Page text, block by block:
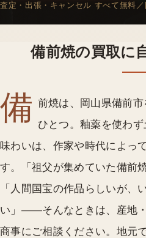
査定・出張・キャンセル すべて無料
備前焼の買取に
備 前焼は、岡山県備前
ひとつ。釉薬を使わ
味わいは、作家や時代によっ
す。「祖父が集めていた備前
「人間国宝の作品らしいが、
い」——そんなときは、産地
商事にご相談ください。地元